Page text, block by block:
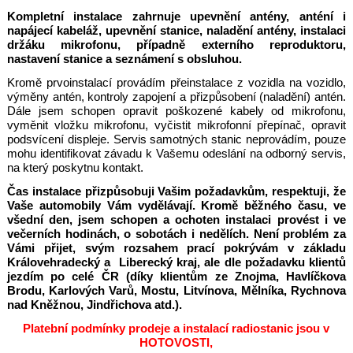
Kompletní instalace zahrnuje upevnění antény, anténí i
napájecí kabeláž, upevnění stanice, naladění antény, instalaci
držáku mikrofonu, případně externího reproduktoru,
nastavení stanice a seznámenís obsluhou.
Kromě prvoinstalací provádím přeinstalace z vozidla na vozidlo,
výměny antén, kontroly zapojení a přizpůsobení (naladění) antén.
Dále jsem schopen opravit poškozené kabely od mikrofonu,
vyměnit vložku mikrofonu, vyčistit mikrofonní přepínač, opravit
podsvícení displeje. Servis samotných stanic neprovádím, pouze
mohu identifikovat závadu k Vašemu odeslání na odborný servis,
na který poskytnu kontakt.
Čas instalace přizpůsobuji Vašim požadavkům, respektuji, že
Vaše automobily Vám vydělávají. Kromě běžného času, ve
všední den, jsem schopen a ochoten instalaci provést i ve
večerních hodinách, o sobotách i nedělích. Není problém za
Vámi přijet, svým rozsahem prací pokrývám v základu
Královehradecký a Liberecký kraj, ale dle požadavku klientů
jezdím po celé ČR (díky klientům ze Znojma, Havlíčkova
Brodu, Karlových Varů, Mostu, Litvínova, Mělníka, Rychnova
nad Kněžnou, Jindřichova atd.).
Platební podmínky prodeje a instalací radiostanic jsou v
HOTOVOSTI,